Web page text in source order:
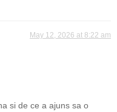
May 12, 2026 at 8:22 am
si de ce a ajuns sa o